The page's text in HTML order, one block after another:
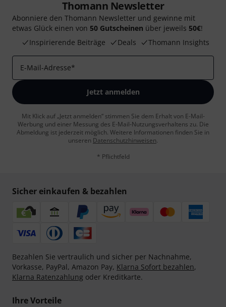
Thomann Newsletter
Abonniere den Thomann Newsletter und gewinne mit
etwas Glück einen von 50 Gutscheinen über jeweils 50€!
Inspirierende Beiträge
Deals Thomann Insights
E-Mail-Adresse*
Jetzt anmelden
Mit Klick auf „Jetzt anmelden“ stimmen Sie dem Erhalt von E-Mail-
Werbung und einer Messung des E-Mail-Nutzungsverhaltens zu. Die
Abmeldung ist jederzeit möglich. Weitere Informationen finden Sie in
unseren Datenschutzhinweisen.
* Pflichtfeld
Sicher einkaufen & bezahlen
Bezahlen Sie vertraulich und sicher per Nachnahme,
Vorkasse, PayPal, Amazon Pay, Klarna Sofort bezahlen,
Klarna Ratenzahlung oder Kreditkarte.
Ihre Vorteile